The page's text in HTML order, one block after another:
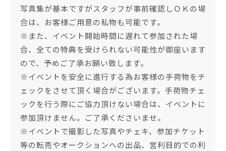
写真集が基本ですがスタッフが事前確認しＯＫの場
合は、お客様ご用意の私物も可能です。
※また、イベント開始時間に遅れて参加された場
合、全ての特典を受けられない可能性が御座います
ので、予めご了承お願い致します。
※イベントを安全に進行する為お客様の手荷物をチ
ェックをさせて頂く場合がございます。手荷物チェ
ックを行う際にご協力頂けない場合は、イベントに
参加頂けません。ご了承くださいませ。
※イベントで撮影した写真やチェキ、参加チケット
等の転売やオークションへの出品、営利目的での利